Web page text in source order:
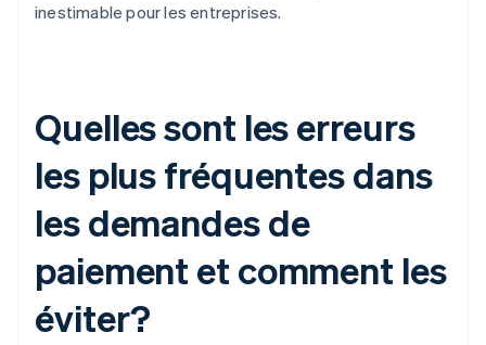
inestimable pour les entreprises.
Quelles sont les erreurs
les plus fréquentes dans
les demandes de
paiement et comment les
éviter?